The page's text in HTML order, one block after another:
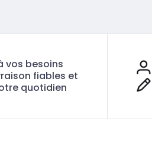
vos besoins
fiables et
quotidien